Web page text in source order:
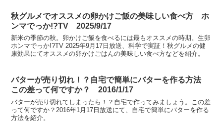
秋グルメでオススメの卵かけご飯の美味しい食べ方 ホ
ンマでっか!?TV 2025/9/17
新米の季節の秋。卵かけご飯を食べるには最もオススメの時期。生卵
ホンマでっか!?TV 2025年9月17日放送、科学で実証！秋グルメの健
康効果にてオススメの卵かけごはんの美味しい食べ方などを紹介。
バターが売り切れ！？自宅で簡単にバターを作る方法
この差って何ですか？ 2016/1/17
バターが売り切れてしまったら！？自宅で作ってみましょう。この差
って何ですか？2016年1月17日放送にて、自宅で簡単にバターを作る
方法を紹介。